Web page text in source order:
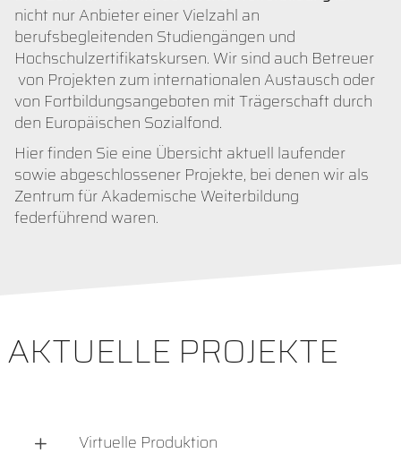
nicht nur Anbieter einer Vielzahl an
berufsbegleitenden Studiengängen und
Hochschulzertifikatskursen. Wir sind auch Betreuer
von Projekten zum internationalen Austausch oder
von Fortbildungsangeboten mit Trägerschaft durch
den Europäischen Sozialfond.
Hier finden Sie eine Übersicht aktuell laufender
sowie abgeschlossener Projekte, bei denen wir als
Zentrum für Akademische Weiterbildung
federführend waren.
AKTUELLE PROJEKTE
Virtuelle Produktion